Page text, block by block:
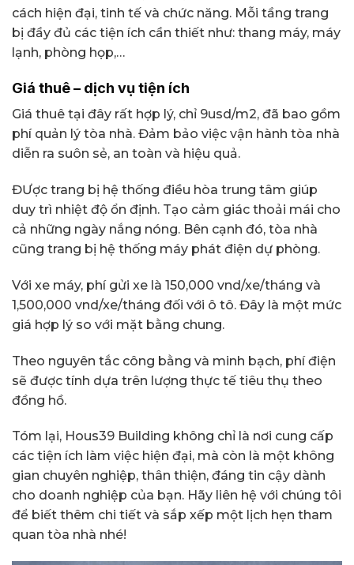
cách hiện đại, tinh tế và chức năng. Mỗi tầng trang
bị đầy đủ các tiện ích cần thiết như: thang máy, máy
lạnh, phòng họp,…
Giá thuê – dịch vụ tiện ích
Giá thuê tại đây rất hợp lý, chỉ 9usd/m2, đã bao gồm
phí quản lý tòa nhà. Đảm bảo việc vận hành tòa nhà
diễn ra suôn sẻ, an toàn và hiệu quả.
ĐƯợc trang bị hệ thống điều hòa trung tâm giúp
duy trì nhiệt độ ổn định. Tạo cảm giác thoải mái cho
cả những ngày nắng nóng. Bên cạnh đó, tòa nhà
cũng trang bị hệ thống máy phát điện dự phòng.
Với xe máy, phí gửi xe là 150,000 vnd/xe/tháng và
1,500,000 vnd/xe/tháng đối với ô tô. Đây là một mức
giá hợp lý so với mặt bằng chung.
Theo nguyên tắc công bằng và minh bạch, phí điện
sẽ được tính dựa trên lượng thực tế tiêu thụ theo
đồng hồ.
Tóm lại, Hous39 Building không chỉ là nơi cung cấp
các tiện ích làm việc hiện đại, mà còn là một không
gian chuyên nghiệp, thân thiện, đáng tin cậy dành
cho doanh nghiệp của bạn. Hãy liên hệ với chúng tôi
để biết thêm chi tiết và sắp xếp một lịch hẹn tham
quan tòa nhà nhé!